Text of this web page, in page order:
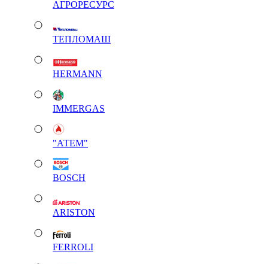
АГРОРЕСУРС
ТЕПЛОМАШ
HERMANN
IMMERGAS
"АТЕМ"
BOSCH
ARISTON
FERROLI